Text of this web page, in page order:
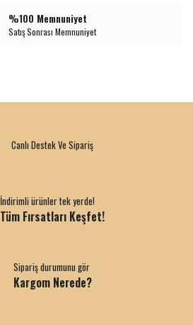
%100 Memnuniyet
Satış Sonrası Memnuniyet
Canlı Destek Ve Sipariş
İndirimli ürünler tek yerde!
Tüm Fırsatları Keşfet!
Sipariş durumunu gör
Kargom Nerede?